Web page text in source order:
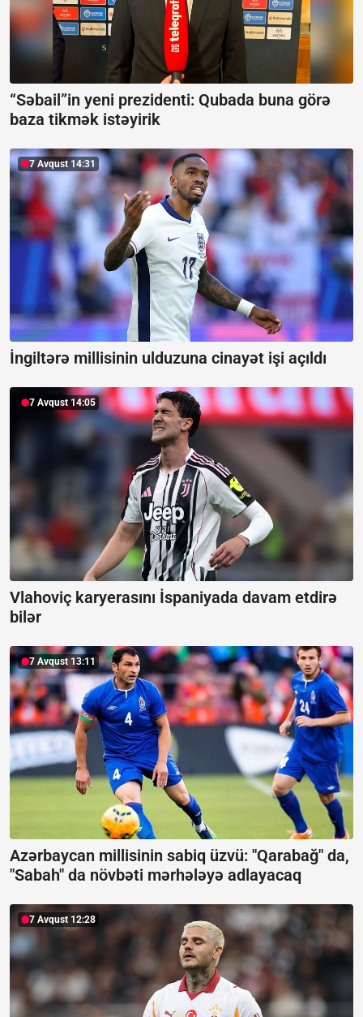
“Səbail”in yeni prezidenti: Qubada buna görə
baza tikmək istəyirik
7 Avqust 14:31
İngiltərə millisinin ulduzuna cinayət işi açıldı
7 Avqust 14:05
Vlahoviç karyerasını İspaniyada davam etdirə
bilər
7 Avqust 13:11
Azərbaycan millisinin sabiq üzvü: "Qarabağ" da,
"Sabah" da növbəti mərhələyə adlayacaq
7 Avqust 12:28